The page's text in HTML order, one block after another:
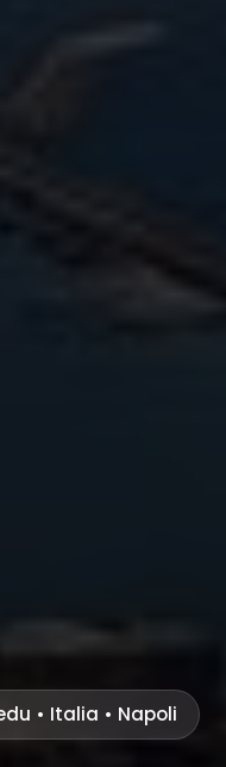
• Italia • Napoli